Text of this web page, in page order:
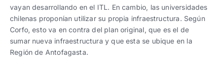
vayan desarrollando en el ITL. En cambio, las universidades
chilenas proponían utilizar su propia infraestructura. Según
Corfo, esto va en contra del plan original, que es el de
sumar nueva infraestructura y que esta se ubique en la
Región de Antofagasta.